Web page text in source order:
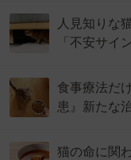
人見知りな
「不安サイ
食事療法だ
患』新たな
猫の命に関